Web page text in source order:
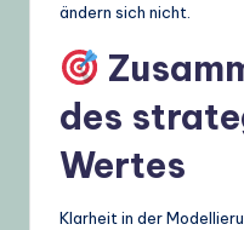
ändern sich nicht.
des
Wertes
Klarheit in der